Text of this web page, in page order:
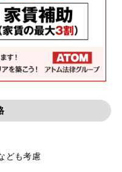
ども考慮